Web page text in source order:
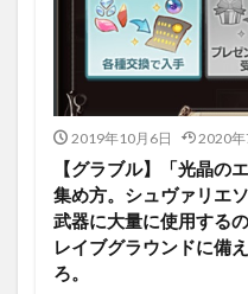
2019年10月6日 2020年
【グラブル】「光晶の
集め方。シュヴァリエ
武器に大量に使用する
レイブグラウンドに備
ろ。